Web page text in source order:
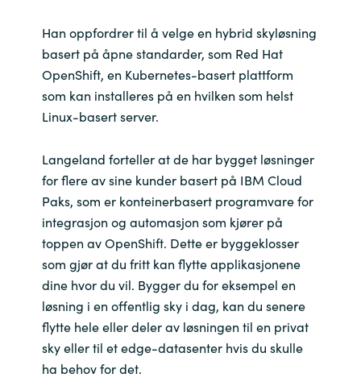
Han oppfordrer til å velge en hybrid skyløsning
basert på åpne standarder, som Red Hat
OpenShift, en Kubernetes-basert plattform
som kan installeres på en hvilken som helst
Linux-basert server.
Langeland forteller at de har bygget løsninger
for flere av sine kunder basert på IBM Cloud
Paks, som er konteinerbasert programvare for
integrasjon og automasjon som kjører på
toppen av OpenShift. Dette er byggeklosser
som gjør at du fritt kan flytte applikasjonene
dine hvor du vil. Bygger du for eksempel en
løsning i en offentlig sky i dag, kan du senere
flytte hele eller deler av løsningen til en privat
sky eller til et edge-datasenter hvis du skulle
ha behov for det.